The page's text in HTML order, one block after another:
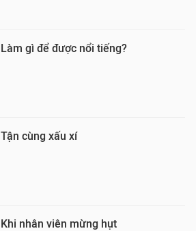
Làm gì để được nổi tiếng?
Tận cùng xấu xí
Khi nhân viên mừng hụt